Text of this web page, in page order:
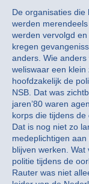
De organisaties
werden
werden vervolgd
kregen
anders. Wie
weliswaar een
hoofdzakelijk de
NSB. Dat was
jaren’80 waren
korps die tijdens de
Dat is nog niet zo
medeplichtigen
blijven werken.
politie tijdens de
Rauter was niet